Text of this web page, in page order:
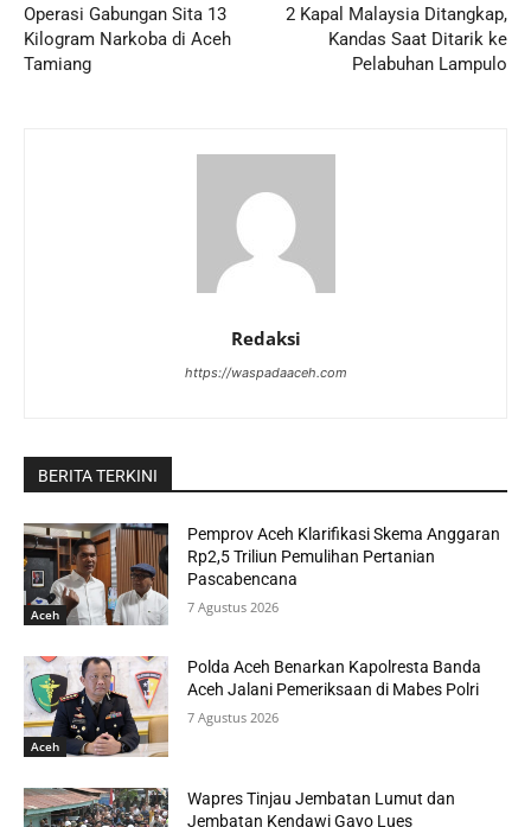
Operasi Gabungan Sita 13
Kilogram Narkoba di Aceh
Tamiang
2 Kapal Malaysia Ditangkap,
Kandas Saat Ditarik ke
Pelabuhan Lampulo
Redaksi
https://waspadaaceh.com
BERITA TERKINI
Aceh
Pemprov Aceh Klarifikasi Skema Anggaran
Rp2,5 Triliun Pemulihan Pertanian
Pascabencana
7 Agustus 2026
Aceh
Polda Aceh Benarkan Kapolresta Banda
Aceh Jalani Pemeriksaan di Mabes Polri
7 Agustus 2026
Wapres Tinjau Jembatan Lumut dan
Jembatan Kendawi Gayo Lues